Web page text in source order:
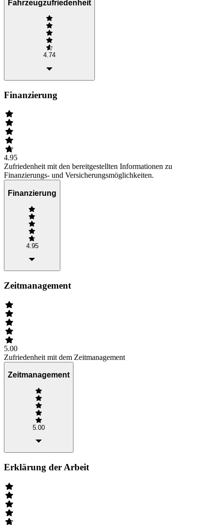
Fahrzeugzufriedenheit
4.74
Finanzierung
4.95
Zufriedenheit mit den bereitgestellten Informationen zu
Finanzierungs- und Versicherungsmöglichkeiten.
Finanzierung
4.95
Zeitmanagement
5.00
Zufriedenheit mit dem Zeitmanagement
Zeitmanagement
5.00
Erklärung der Arbeit